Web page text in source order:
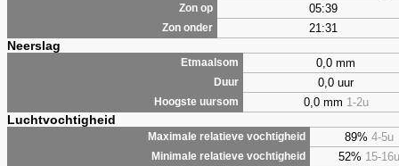
Zon op 05:39
Zon onder 21:31
Neerslag
Etmaalsom 0,0 mm
Duur 0,0 uur
Hoogste uursom 0,0 mm 1-2u
Luchtvochtigheid
Maximale relatieve vochtigheid 89% 4-5u
Minimale relatieve vochtigheid 52% 15-16u